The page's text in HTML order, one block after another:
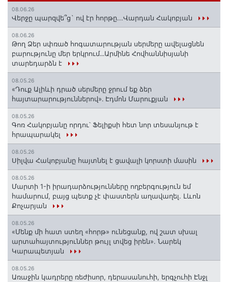
08.06.26
Վերջը պարզվե՞ց` ով էր հորթը...Վարդան Հակոբյան
08.06.26
Թող Ձեր սփռած հոգատարության սերմերը ավելացնեն
բարությունը մեր երկրում․․․Արմինե Հովհաննիսյանի
տարեդարձն է
08.05.26
«Դուք Ալիևի դրած սերմերը ջրում եք ձեր
հայտարարություններով»․ Էդմոն Մարուքյան
08.05.26
Գոռ Հակոբյանը որդու՝ Ֆելիքսի հետ նոր տեսանյութ է
հրապարակել
08.05.26
Սիլվա Հակոբյանը հայտնել է ցավալի կորստի մասին
08.05.26
Մարտի 1-ի իրադարձությունները ողբերգություն եմ
համարում, բայց պետք չէ փաստերն աղավաղել. Լևոն
Քոչարյան
08.05.26
«Մենք մի հատ ստեղ «հորթ» ունեցանք, ով շատ սխալ
արտահայտություններ թույլ տվեց իրեն». Նարեկ
Կարապետյան
08.05.26
Առաջին կադրերը ռեժիսոր, դերասանուհի, երգչուհի Էնջլ